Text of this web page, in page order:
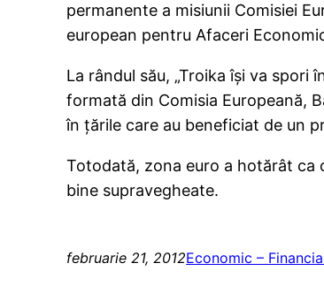
permanente a misiunii Comisiei
european pentru Afaceri
La rândul său, „Troika îşi va
formată din Comisia Europeană,
în ţările care au beneficiat de un
Totodată, zona euro a hotărât ca
bine supravegheate.
februarie 21, 2012Economic –